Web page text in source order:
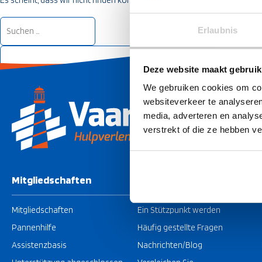
Erlaubnis
Deze website maakt
We gebruiken cookies om
websiteverkeer te
media, adverteren en
verstrekt of die ze hebben
Suche
nach:
Mitgliedschaften
Mitgliedschaften
Pannenhilfe
Assistenzbasis
Ein Stützpunkt werden
Häufig gestellte Fragen
Nachrichten/Blog